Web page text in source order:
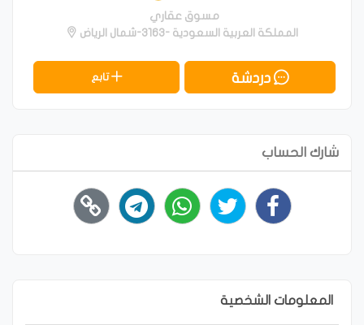
مسوق عقاري
المملكة العربية السعودية -3163-شمال الرياض
دردشة تابع
شارك الحساب
المعلومات الشخصية